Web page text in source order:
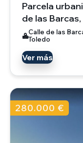
Parcela
de las
Calle de las
Toledo
Ver más
280.000 €